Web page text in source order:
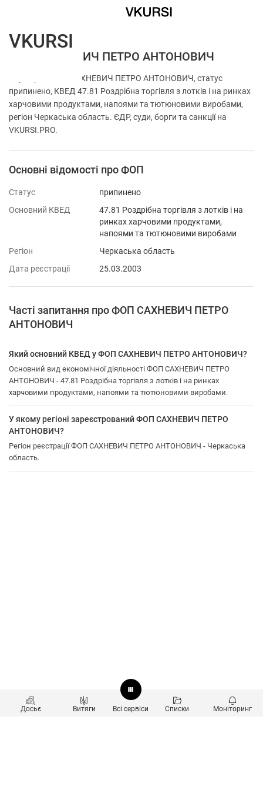
ФОП САХНЕВИЧ ПЕТРО АНТОНОВИЧ
Перевірка ФОП САХНЕВИЧ ПЕТРО АНТОНОВИЧ, статус
припинено, КВЕД 47.81 Роздрібна торгівля з лотків і на ринках
харчовими продуктами, напоями та тютюновими виробами,
регіон Черкаська область. ЄДР, суди, борги та санкції на
VKURSI.PRO.
Основні відомості про ФОП
Статус
припинено
Основний КВЕД
47.81 Роздрібна торгівля з лотків і на
ринках харчовими продуктами,
напоями та тютюновими виробами
Регіон
Черкаська область
Дата реєстрації
25.03.2003
Часті запитання про ФОП САХНЕВИЧ ПЕТРО
АНТОНОВИЧ
Який основний КВЕД у ФОП САХНЕВИЧ ПЕТРО АНТОНОВИЧ?
Основний вид економічної діяльності ФОП САХНЕВИЧ ПЕТРО
АНТОНОВИЧ - 47.81 Роздрібна торгівля з лотків і на ринках
харчовими продуктами, напоями та тютюновими виробами.
У якому регіоні зареєстрований ФОП САХНЕВИЧ ПЕТРО
АНТОНОВИЧ?
Регіон реєстрації ФОП САХНЕВИЧ ПЕТРО АНТОНОВИЧ - Черкаська
область.
Досьє Витяги Всі сервіси Списки Моніторинг
VKURSI